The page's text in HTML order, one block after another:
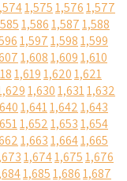
1,5751,5761,577
1,5861,5871,588
1,5971,5981,599
1,6081,6091,610
1,6191,6201,621
1,6301,6311,632
1,6411,6421,643
1,6521,6531,654
1,6631,6641,665
1,6741,6751,676
1,6851,6861,687